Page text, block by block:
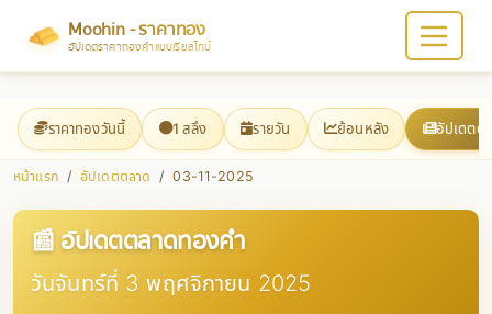
Moohin - ราคาทอง
อัปเดตราคาทองคำแบบเรียลไทม์
ราคาทองวันนี้ 1 สลึง รายวัน ย้อนหลัง อัปเดตต
หน้าแรก อัปเดตตลาด 03-11-2025
📰 อัปเดตตลาดทองคำ
วันจันทร์ที่ 3 พฤศจิกายน 2025